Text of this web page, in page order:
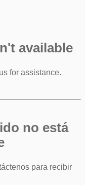
available
for assistance.
no está
para recibir